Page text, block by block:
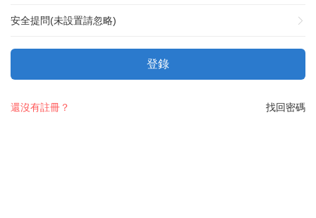
安全提問(未設置請忽略)
登錄
找回密碼
還沒有註冊？